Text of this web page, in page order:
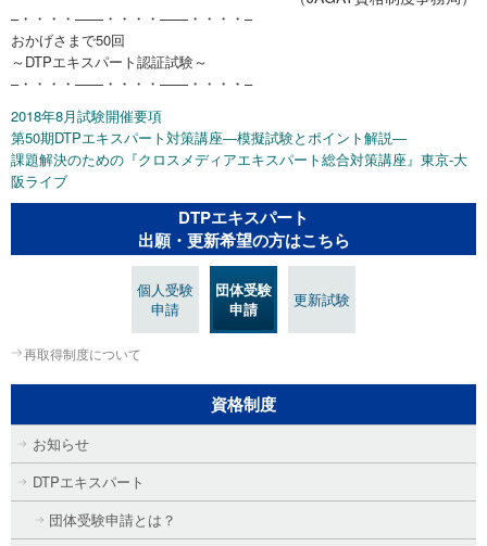
–・・・・——・・・・——・・・・–
おかげさまで50回
～DTPエキスパート認証試験～
–・・・・——・・・・——・・・・–
2018年8月試験開催要項
第50期DTPエキスパート対策講座―模擬試験とポイント解説―
課題解決のための『クロスメディアエキスパート総合対策講座』東京-大
阪ライブ
DTPエキスパート
出願・更新希望の方はこちら
個人受験
申請
団体受験
申請
更新試験
再取得制度について
資格制度
お知らせ
DTPエキスパート
団体受験申請とは？